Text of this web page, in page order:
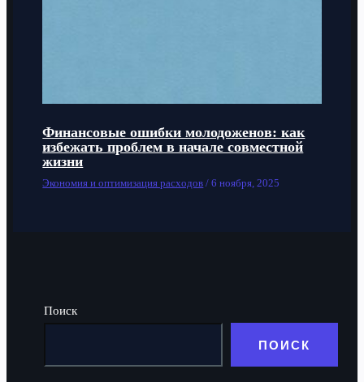
Финансовые ошибки молодоженов: как
избежать проблем в начале совместной
жизни
Экономия и оптимизация расходов /6 ноября, 2025
Поиск
ПОИСК